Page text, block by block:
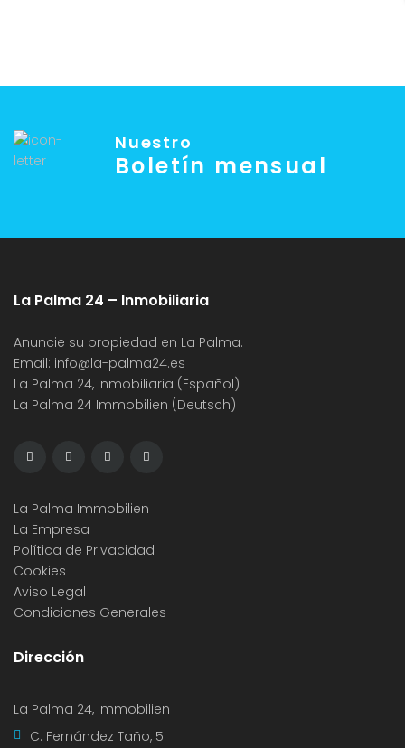
Nuestro
Boletín mensual
La Palma 24 – Inmobiliaria
Anuncie su propiedad en La Palma.
Email: info@la-palma24.es
La Palma 24, Inmobiliaria (Español)
La Palma 24 Immobilien (Deutsch)
La Palma Immobilien
La Empresa
Política de Privacidad
Cookies
Aviso Legal
Condiciones Generales
Dirección
La Palma 24, Immobilien
C. Fernández Taño, 5